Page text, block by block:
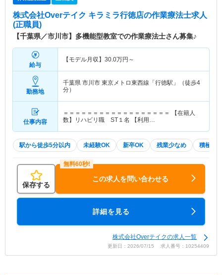
株式会社Overテイク キラミラ行徳店の作業療法士求人
(正職員)
【千葉県／市川市】多機能型教室での作業療法士さん募集♪
給与
【モデル月収】 30.0万円～
勤務地
千葉県 市川市 東京メトロ東西線「行徳駅」（徒歩4
分）
仕事内容
＝＝＝＝＝＝＝＝＝＝＝＝＝＝＝＝＝＝ 【在籍人
数】リハビリ職 ST１名 【利用…
駅から徒歩5分以内 未経験OK 新卒OK 残業少なめ 積極採
保存する
この求人を問い合わせる
詳細を見る
株式会社Overテイクの求人一覧
更新日：2026/07/15 求人番号：10254409